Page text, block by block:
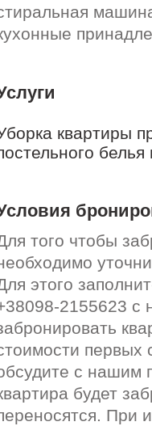
квартиры
того чтобы
этого
2155623 с
первых
с нашим
будет
При